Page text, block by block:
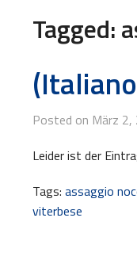
Tagged:
Posted on März 2,
Leider ist der
Tags: assaggio
viterbese